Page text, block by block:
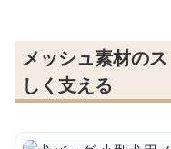
メッシュ素材の
しく支える